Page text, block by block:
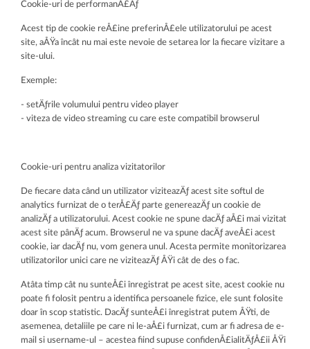
Cookie-uri de performanÅ£Äƒ
Acest tip de cookie reÅ£ine preferinÅ£ele utilizatorului pe acest
site, aÅŸa încât nu mai este nevoie de setarea lor la fiecare vizitare a
site-ului.
Exemple:
- setÄƒrile volumului pentru video player
- viteza de video streaming cu care este compatibil browserul
Cookie-uri pentru analiza vizitatorilor
De fiecare data când un utilizator viziteazÄƒ acest site softul de
analytics furnizat de o terÅ£Äƒ parte genereazÄƒ un cookie de
analizÄƒ a utilizatorului. Acest cookie ne spune dacÄƒ aÅ£i mai vizitat
acest site pânÄƒ acum. Browserul ne va spune dacÄƒ aveÅ£i acest
cookie, iar dacÄƒ nu, vom genera unul. Acesta permite monitorizarea
utilizatorilor unici care ne viziteazÄƒ ÅŸi cât de des o fac.
Atâta timp cât nu sunteÅ£i înregistrat pe acest site, acest cookie nu
poate fi folosit pentru a identifica persoanele fizice, ele sunt folosite
doar în scop statistic. DacÄƒ sunteÅ£i înregistrat putem ÅŸti, de
asemenea, detaliile pe care ni le-aÅ£i furnizat, cum ar fi adresa de e-
mail si username-ul – acestea fiind supuse confidenÅ£ialitÄƒÅ£ii ÅŸi